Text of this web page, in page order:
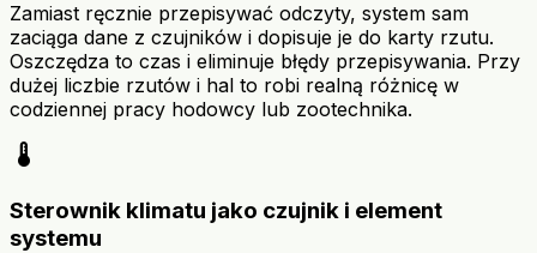
Zamiast ręcznie przepisywać odczyty, system sam
zaciąga dane z czujników i dopisuje je do karty rzutu.
Oszczędza to czas i eliminuje błędy przepisywania. Przy
dużej liczbie rzutów i hal to robi realną różnicę w
codziennej pracy hodowcy lub zootechnika.
device_thermostat
Sterownik klimatu jako czujnik i element
systemu